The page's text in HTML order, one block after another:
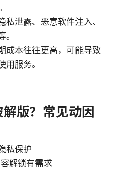
泄露、恶意软件注入、
成本往往更高，可能导致
用服务。
版？常见动因
私保护
解锁有需求